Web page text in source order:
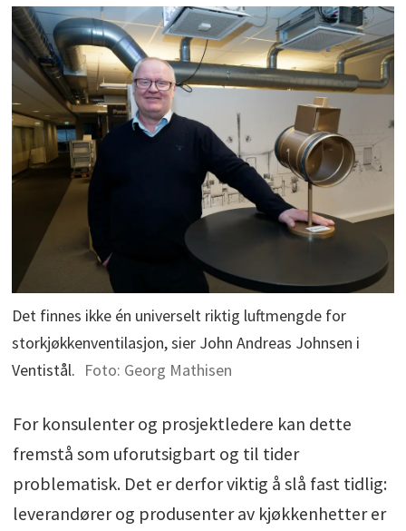
Det finnes ikke én universelt riktig luftmengde for
storkjøkkenventilasjon, sier John Andreas Johnsen i
Ventistål. Foto: Georg Mathisen
For konsulenter og prosjektledere kan dette
fremstå som uforutsigbart og til tider
problematisk. Det er derfor viktig å slå fast tidlig:
leverandører og produsenter av kjøkkenhetter er